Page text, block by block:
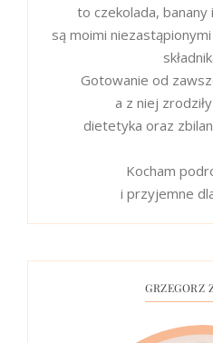
to czekolada, banany
są moimi
Gotowanie od
a z niej
dietetyka oraz
Kocham
i przyjemne
GRZEGORZ